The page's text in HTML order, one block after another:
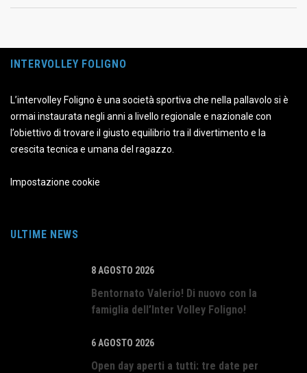
INTERVOLLEY FOLIGNO
L’intervolley Foligno è una società sportiva che nella pallavolo si è
ormai instaurata negli anni a livello regionale e nazionale con
l’obiettivo di trovare il giusto equilibrio tra il divertimento e la
crescita tecnica e umana del ragazzo.
Impostazione cookie
ULTIME NEWS
8 AGOSTO 2026
Bentornato Valerio! Di nuovo con la
famiglia dell’Inter Volley Foligno!
6 AGOSTO 2026
Open day aperti a tutti: tre date per